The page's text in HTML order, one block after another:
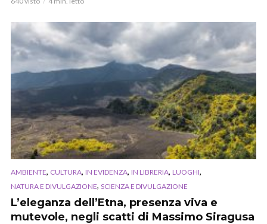
AMBIENTE, CULTURA, IN EVIDENZA, IN LIBRERIA, LUOGHI,
NATURA E DIVULGAZIONE, SCIENZA E DIVULGAZIONE
L’eleganza dell’Etna, presenza viva e
mutevole, negli scatti di Massimo Siragusa